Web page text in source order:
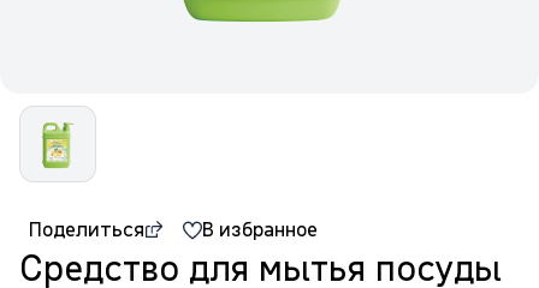
Поделиться В избранное
Средство для мытья посуды